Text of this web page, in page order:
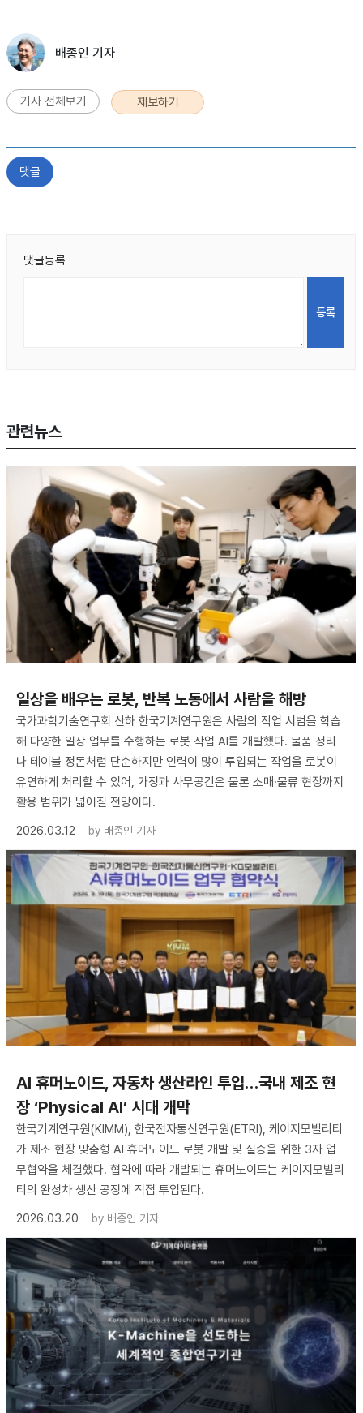
배종인 기자
기사 전체보기 제보하기
댓글
댓글등록
관련뉴스
일상을 배우는 로봇, 반복 노동에서 사람을 해방
국가과학기술연구회 산하 한국기계연구원은 사람의 작업 시범을 학습
해 다양한 일상 업무를 수행하는 로봇 작업 AI를 개발했다. 물품 정리
나 테이블 정돈처럼 단순하지만 인력이 많이 투입되는 작업을 로봇이
유연하게 처리할 수 있어, 가정과 사무공간은 물론 소매·물류 현장까지
활용 범위가 넓어질 전망이다.
2026.03.12
by 배종인 기자
AI 휴머노이드, 자동차 생산라인 투입…국내 제조 현
장 ‘Physical AI’ 시대 개막
한국기계연구원(KIMM), 한국전자통신연구원(ETRI), 케이지모빌리티
가 제조 현장 맞춤형 AI 휴머노이드 로봇 개발 및 실증을 위한 3자 업
무협약을 체결했다. 협약에 따라 개발되는 휴머노이드는 케이지모빌리
티의 완성차 생산 공정에 직접 투입된다.
2026.03.20
by 배종인 기자